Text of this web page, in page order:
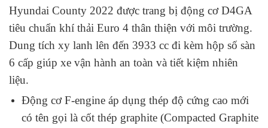
Hyundai County 2022 được trang bị động cơ D4GA
tiêu chuẩn khí thải Euro 4 thân thiện với môi trường.
Dung tích xy lanh lên đến 3933 cc đi kèm hộp số sàn
6 cấp giúp xe vận hành an toàn và tiết kiệm nhiên
liệu.
Động cơ F-engine áp dụng thép độ cứng cao mới
có tên gọi là cốt thép graphite (Compacted Graphite